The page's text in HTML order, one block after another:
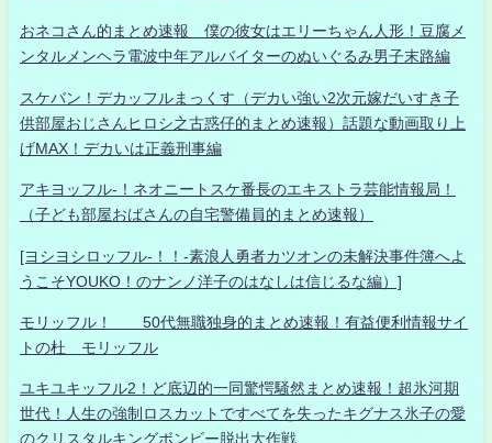
おネコさん的まとめ速報 僕の彼女はエリーちゃん人形！豆腐メ
ンタルメンヘラ電波中年アルバイターのぬいぐるみ男子末路編
スケバン！デカッフルまっくす（デカい強い2次元嫁だいすき子
供部屋おじさんヒロシ之古惑仔的まとめ速報）話題な動画取り上
げMAX！デカいは正義刑事編
アキヨッフル-！ネオニートスケ番長のエキストラ芸能情報局！
（子ども部屋おばさんの自宅警備員的まとめ速報）
[ヨシヨシロッフル-！！-素浪人勇者カツオンの未解決事件簿へよ
うこそYOUKO！のナンノ洋子のはなしは信じるな編）]
モリッフル！ 50代無職独身的まとめ速報！有益便利情報サイ
トの杜 モリッフル
ユキユキッフル2！ど底辺的一同驚愕騒然まとめ速報！超氷河期
世代！人生の強制ロスカットですべてを失ったキグナス氷子の愛
のクリスタルキングボンビー脱出大作戦